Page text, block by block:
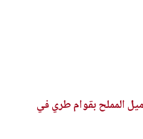
المملح بقوام طري في